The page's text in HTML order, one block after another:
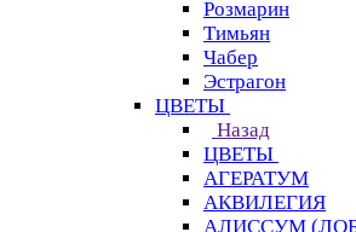
Розмарин
Тимьян
Чабер
Эстрагон
ЦВЕТЫ
Назад
ЦВЕТЫ
АГЕРАТУМ
АКВИЛЕГИЯ
АЛИССУМ